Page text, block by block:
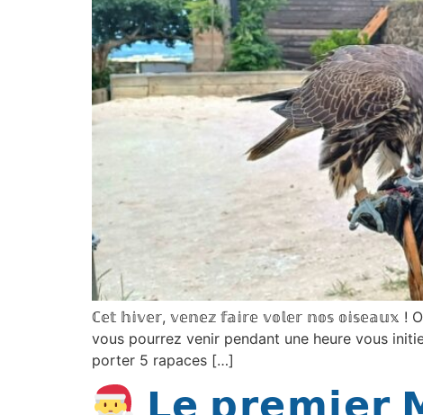
ℂ𝕖𝕥 𝕙𝕚𝕧𝕖𝕣, 𝕧𝕖𝕟𝕖𝕫 𝕗𝕒𝕚𝕣𝕖 𝕧𝕠𝕝𝕖𝕣 𝕟𝕠𝕤 𝕠𝕚𝕤𝕖𝕒𝕦𝕩 !
vous pourrez venir pendant une heure vous
porter 5 rapaces […]